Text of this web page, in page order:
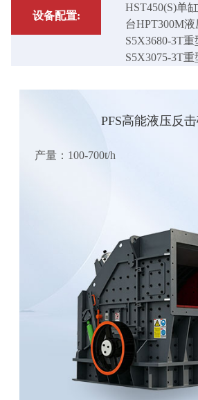
设备配置:
HST450(S)单
台HPT300M
S5X3680-3T
S5X3075-3T重
PFS高能液压反
产量：100-700t/h